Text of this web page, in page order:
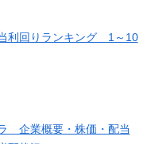
利回りランキング 1～10
企業概要・株価・配当